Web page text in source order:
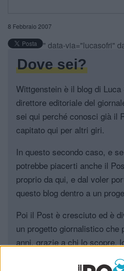
8 Febbraio 2007
" data-via="lucasofri"
Dove sei?
Wittgenstein è il blog di
direttore editoriale del
sei qui perché conosci già il
capitato qui per altri giri.
In questo secondo caso, e
potrebbe piacerti anche il
proprio da qui, e dal voler
questo blog dentro a un
Poi il Post è cresciuto ed è
un progetto giornalistico che
anni, grazie a chi lo scopre,